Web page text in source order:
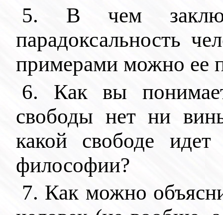
5. В чем
парадоксальность
примерами можно ее
6. Как вы
свободы нет ни
какой свободе идет
философии?
7. Как можно